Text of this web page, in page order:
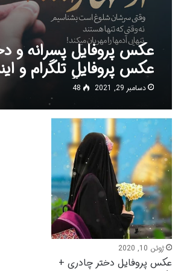
عکس پروفایل پسرانه و
عکس پروفایل تلگرام و
عاشقانه و غمگین
دسامبر 29, 2021 48
ژوئن 10, 2020
عکس پروفایل دختر چادری +